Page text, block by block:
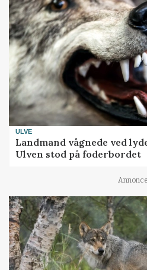
ULVE
Landmand vågnede ved
Ulven stod på foderbordet
Annonce